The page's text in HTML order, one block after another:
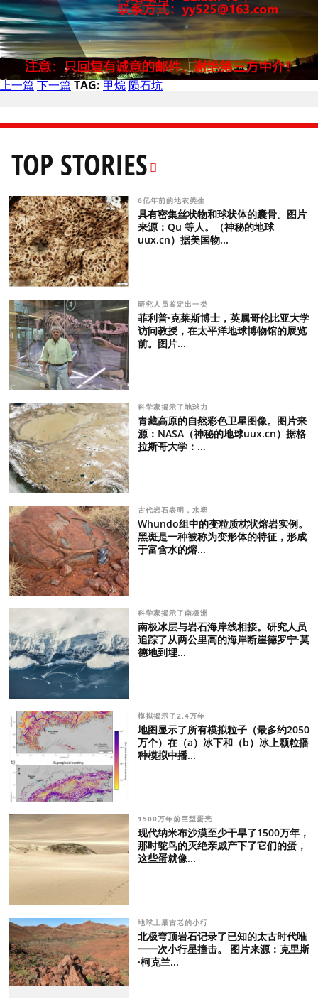
上一篇 下一篇 TAG: 甲烷 陨石坑
TOP STORIES
6亿年前的地衣类生
具有密集丝状物和球状体的囊骨。图片
来源：Qu 等人。（神秘的地球
uux.cn）据美国物...
研究人员鉴定出一类
菲利普·克莱斯博士，英属哥伦比亚大学
访问教授，在太平洋地球博物馆的展览
前。图片...
科学家揭示了地球力
青藏高原的自然彩色卫星图像。图片来
源：NASA（神秘的地球uux.cn）据格
拉斯哥大学：...
古代岩石表明，水塑
Whundo组中的变粒质枕状熔岩实例。
黑斑是一种被称为变形体的特征，形成
于富含水的熔...
科学家揭示了南极洲
南极冰层与岩石海岸线相接。研究人员
追踪了从两公里高的海岸断崖德罗宁·莫
德地到埋...
模拟揭示了2.4万年
地图显示了所有模拟粒子（最多约2050
万个）在（a）冰下和（b）冰上颗粒播
种模拟中播...
1500万年前巨型蛋壳
现代纳米布沙漠至少干旱了1500万年，
那时鸵鸟的灭绝亲戚产下了它们的蛋，
这些蛋就像...
地球上最古老的小行
北极穹顶岩石记录了已知的太古时代唯
一一次小行星撞击。 图片来源：克里斯
·柯克兰...